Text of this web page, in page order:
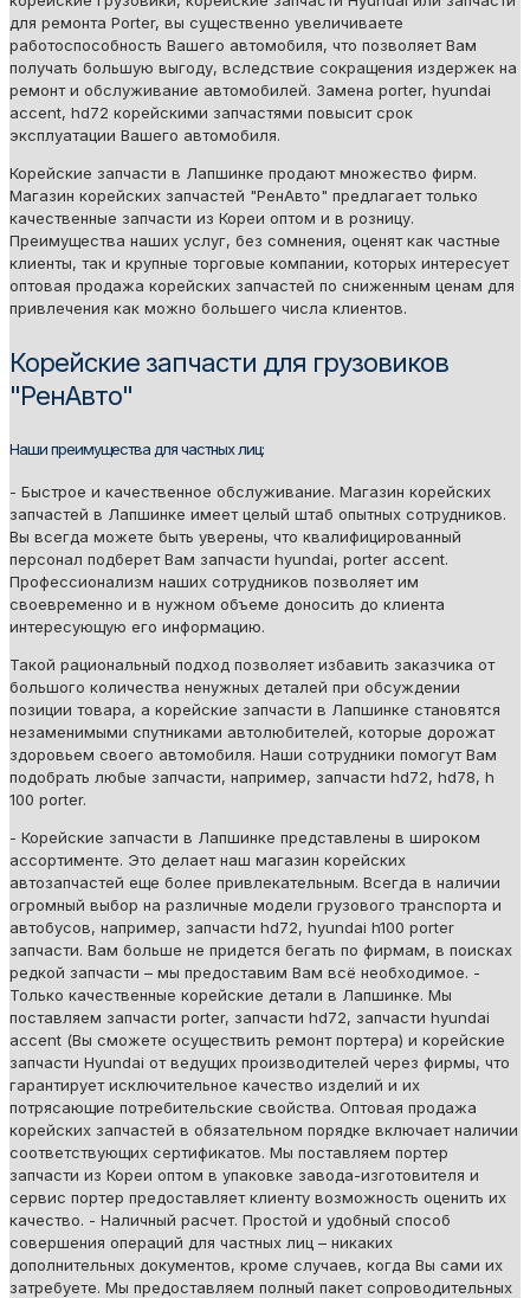
для ремонта Porter, вы существенно увеличиваете
работоспособность Вашего автомобиля, что позволяет Вам
получать большую выгоду, вследствие сокращения издержек на
ремонт и обслуживание автомобилей. Замена porter, hyundai
accent, hd72 корейскими запчастями повысит срок
эксплуатации Вашего автомобиля.
Корейские запчасти в Лапшинке продают множество фирм.
Магазин корейских запчастей "РенАвто" предлагает только
качественные запчасти из Кореи оптом и в розницу.
Преимущества наших услуг, без сомнения, оценят как частные
клиенты, так и крупные торговые компании, которых интересует
оптовая продажа корейских запчастей по сниженным ценам для
привлечения как можно большего числа клиентов.
Корейские запчасти для грузовиков
"РенАвто"
Наши преимущества для частных лиц:
- Быстрое и качественное обслуживание. Магазин корейских
запчастей в Лапшинке имеет целый штаб опытных сотрудников.
Вы всегда можете быть уверены, что квалифицированный
персонал подберет Вам запчасти hyundai, porter accent.
Профессионализм наших сотрудников позволяет им
своевременно и в нужном объеме доносить до клиента
интересующую его информацию.
Такой рациональный подход позволяет избавить заказчика от
большого количества ненужных деталей при обсуждении
позиции товара, а корейские запчасти в Лапшинке становятся
незаменимыми спутниками автолюбителей, которые дорожат
здоровьем своего автомобиля. Наши сотрудники помогут Вам
подобрать любые запчасти, например, запчасти hd72, hd78, h
100 porter.
- Корейские запчасти в Лапшинке представлены в широком
ассортименте. Это делает наш магазин корейских
автозапчастей еще более привлекательным. Всегда в наличии
огромный выбор на различные модели грузового транспорта и
автобусов, например, запчасти hd72, hyundai h100 porter
запчасти. Вам больше не придется бегать по фирмам, в поисках
редкой запчасти – мы предоставим Вам всё необходимое. -
Только качественные корейские детали в Лапшинке. Мы
поставляем запчасти porter, запчасти hd72, запчасти hyundai
accent (Вы сможете осуществить ремонт портера) и корейские
запчасти Hyundai от ведущих производителей через фирмы, что
гарантирует исключительное качество изделий и их
потрясающие потребительские свойства. Оптовая продажа
корейских запчастей в обязательном порядке включает наличии
соответствующих сертификатов. Мы поставляем портер
запчасти из Кореи оптом в упаковке завода-изготовителя и
сервис портер предоставляет клиенту возможность оценить их
качество. - Наличный расчет. Простой и удобный способ
совершения операций для частных лиц – никаких
дополнительных документов, кроме случаев, когда Вы сами их
затребуете. Мы предоставляем полный пакет сопроводительных